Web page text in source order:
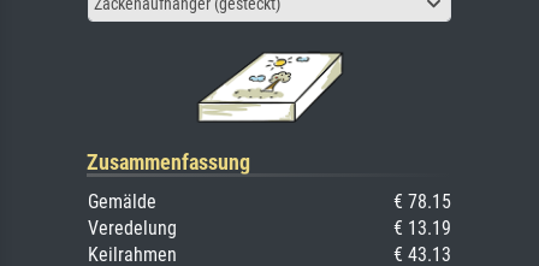
Zusammenfassung
Gemälde
€ 78.15
Veredelung
€ 13.19
Keilrahmen
€ 43.13